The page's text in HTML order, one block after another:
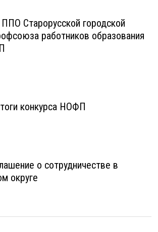
Старорусской городской
работников образования
конкурса НОФП
о сотрудничестве в
округе